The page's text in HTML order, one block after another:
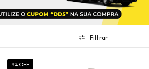
Filtrar
9% OFF